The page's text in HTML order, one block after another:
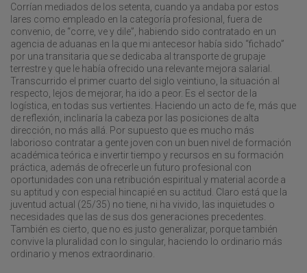
Corrían mediados de los setenta, cuando ya andaba por estos
lares como empleado en la categoría profesional, fuera de
convenio, de “corre, ve y dile”, habiendo sido contratado en un
agencia de aduanas en la que mi antecesor había sido “fichado”
por una transitaria que se dedicaba al transporte de grupaje
terrestre y que le había ofrecido una relevante mejora salarial.
Transcurrido el primer cuarto del siglo veintiuno, la situación al
respecto, lejos de mejorar, ha ido a peor. Es el sector de la
logística, en todas sus vertientes. Haciendo un acto de fe, más que
de reflexión, inclinaría la cabeza por las posiciones de alta
dirección, no más allá. Por supuesto que es mucho más
laborioso contratar a gente joven con un buen nivel de formación
académica teórica e invertir tiempo y recursos en su formación
práctica, además de ofrecerle un futuro profesional con
oportunidades con una retribución espiritual y material acorde a
su aptitud y con especial hincapié en su actitud. Claro está que la
juventud actual (25/35) no tiene, ni ha vivido, las inquietudes o
necesidades que las de sus dos generaciones precedentes.
También es cierto, que no es justo generalizar, porque también
convive la pluralidad con lo singular, haciendo lo ordinario más
ordinario y menos extraordinario.